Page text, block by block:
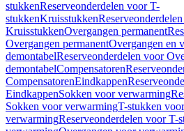
stukkenReserveonderdelen voor T-
stukkenKruisstukken
KruisstukkenOvergangen permanent
Overgangen permanentOvergangen en
demontabelReserveonderdelen voor
demontabelCompensatoren
CompensatorenEindkappen
EindkappenSokken voor verwarming
Sokken voor verwarmingT-stukken voor
verwarmingReserveonderdelen voor T-